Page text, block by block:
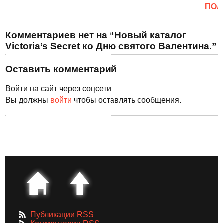
Комментариев нет на “Новый каталог
Victoria’s Secret ко Дню святого Валентина.”
Оставить комментарий
Войти на сайт через соцсети
Вы должны войти чтобы оставлять сообщения.
Публикации RSS